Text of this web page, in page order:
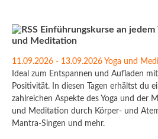
Einführungskurse an
und Meditation
11.09.2026 - 13.09.2026 Yoga und
Ideal zum Entspannen und Aufladen
Positivität. In diesen Tagen erhältst du
zahlreichen Aspekte des Yoga und der
und Meditation durch Körper- und
Mantra-Singen und mehr.